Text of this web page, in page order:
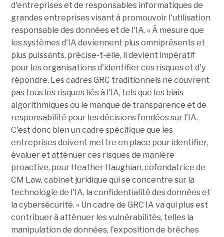
d'entreprises et de responsables informatiques de
grandes entreprises visant à promouvoir l'utilisation
responsable des données et de l'IA. « À mesure que
les systèmes d'IA deviennent plus omniprésents et
plus puissants, précise-t-elle, il devient impératif
pour les organisations d'identifier ces risques et d'y
répondre. Les cadres GRC traditionnels ne couvrent
pas tous les risques liés à l'IA, tels que les biais
algorithmiques ou le manque de transparence et de
responsabilité pour les décisions fondées sur l'IA.
C'est donc bien un cadre spécifique que les
entreprises doivent mettre en place pour identifier,
évaluer et atténuer ces risques de manière
proactive, pour Heather Haughian, cofondatrice de
CM Law, cabinet juridique qui se concentre sur la
technologie de l'IA, la confidentialité des données et
la cybersécurité. « Un cadre de GRC IA va qui plus est
contribuer à atténuer les vulnérabilités, telles la
manipulation de données, l'exposition de brèches